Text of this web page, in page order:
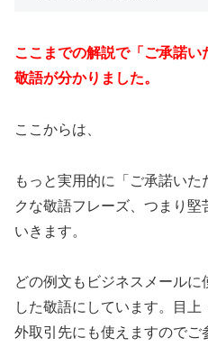
ここまでの解説で「ご承諾い
敬語が分かりました。
ここからは、
もっと実用的に「ご承諾い
クな敬語フレーズ、つまり
いきます。
どの例文もビジネスメール
した敬語にしています。目
外取引先にも使えますのでご